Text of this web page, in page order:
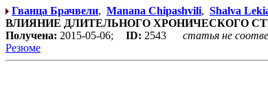
Гванца Брачвели, Manana Chipashvili, Shalva
ВЛИЯНИЕ ДЛИТЕЛЬНОГО ХРОНИЧЕСКОГО
Получена: 2015-05-06; ID: 2543
статья не
Резюме